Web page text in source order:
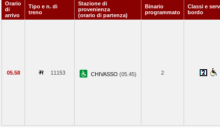
Orario
di
arrivo
Tipo e n. di
treno
Stazione di
provenienza
(orario di partenza)
Binario
programmato
Classi e
bordo
05.58 11153 CHIVASSO (05.45) 2